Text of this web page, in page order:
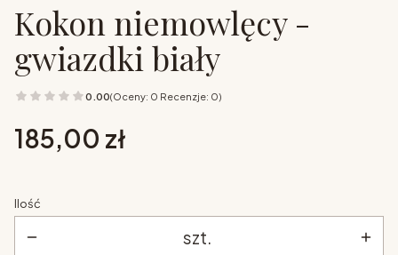
Kokon niemowlęcy -
gwiazdki biały
0.00(Oceny: 0 Recenzje: 0)
Cena
185,00 zł
Ilość
szt.